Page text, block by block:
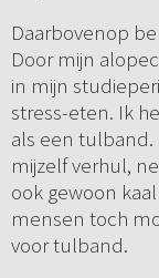
Daarbovenop
Door mijn
in mijn
stress-eten. Ik
als een tulband.
mijzelf verhul,
ook gewoon
mensen toch
voor tulband.